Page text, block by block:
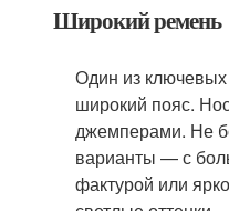
Широкий ремень
Один из
широкий пояс.
джемперами. Не
варианты — с
фактурой или